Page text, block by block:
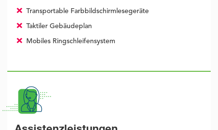
Transportable Farbbildschirmlesegeräte
Taktiler Gebäudeplan
Mobiles Ringschleifensystem